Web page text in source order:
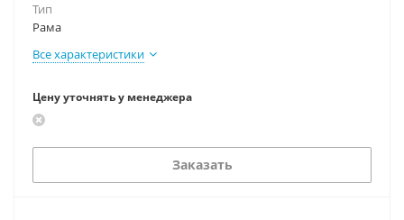
Тип
Рама
Все характеристики
Цену уточнять у менеджера
Заказать